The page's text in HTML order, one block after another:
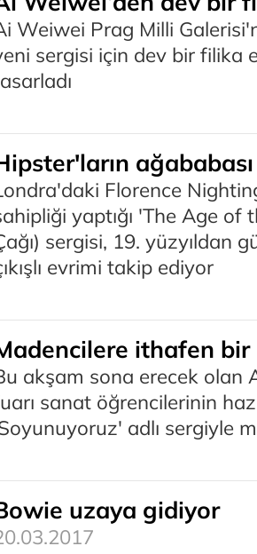
Weiwei Prag Milli
sergisi için dev bir filika
Florence
yaptığı 'The Age of
sergisi, 19. yüzyıldan
evrimi takip ediyor
ithafen bir
akşam sona erecek olan
sanat öğrencilerinin
adlı sergiyle
uzaya gidiyor